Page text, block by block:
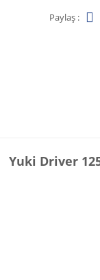
Paylaş :
Yuki Driver